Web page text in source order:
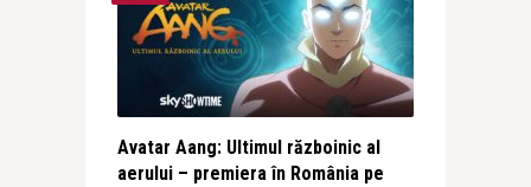
Avatar Aang: Ultimul războinic al
aerului – premiera în România pe